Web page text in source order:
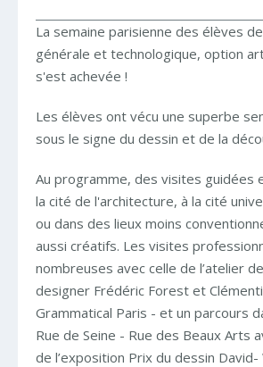
La semaine parisienne des élèves
générale et technologique, option
s'est achevée !
Les élèves ont vécu une superbe
sous le signe du dessin et de la
Au programme, des visites guidées
la cité de l'architecture, à la cité
ou dans des lieux moins
aussi créatifs. Les visites
nombreuses avec celle de l’atelier
designer Frédéric Forest et
Grammatical Paris - et un parcours
Rue de Seine - Rue des Beaux Arts
de l’exposition Prix du dessin